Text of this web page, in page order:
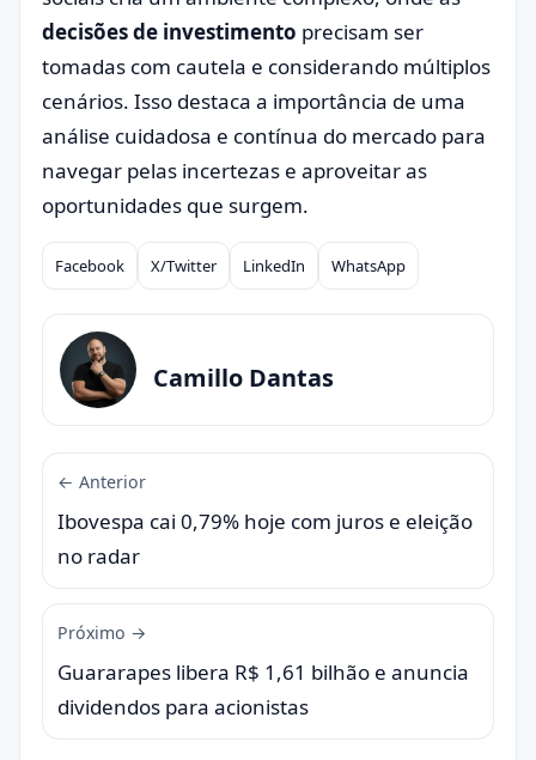
decisões de investimento precisam ser
tomadas com cautela e considerando múltiplos
cenários. Isso destaca a importância de uma
análise cuidadosa e contínua do mercado para
navegar pelas incertezas e aproveitar as
oportunidades que surgem.
Compartilhar
Facebook X/Twitter LinkedIn WhatsApp
Camillo Dantas
← Anterior
Ibovespa cai 0,79% hoje com juros e eleição
no radar
Próximo →
Guararapes libera R$ 1,61 bilhão e anuncia
dividendos para acionistas